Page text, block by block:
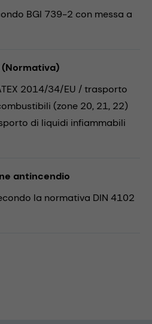
BGI 739-2 con messa a
2014/34/EU / trasporto
(zone 20, 21, 22)
di liquidi infiammabili
antincendio
la normativa DIN 4102